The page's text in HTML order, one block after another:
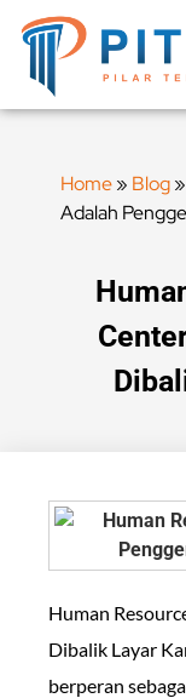
Home» Blog»
Adalah
Human
Dibalik Layar
berperan